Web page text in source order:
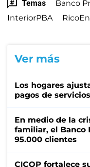
Temas Banco
InteriorPBA
Ver más
Los hogares
pagos de
En medio de la
familiar, el Banco
95.000 clientes
CICOP fortalece